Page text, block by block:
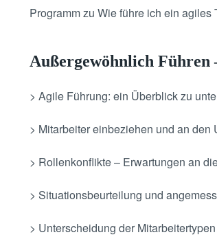
Programm zu Wie führe ich ein
Außergewöhnlich Führen
> Agile Führung: ein Überblick zu
> Mitarbeiter einbeziehen und an
> Rollenkonflikte – Erwartungen an
> Situationsbeurteilung und
> Unterscheidung der